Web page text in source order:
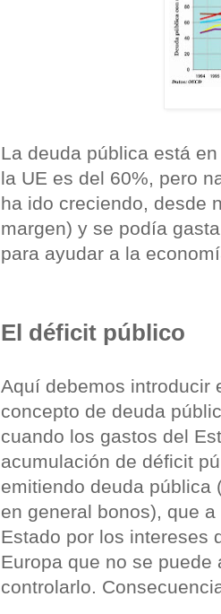
La deuda pública está
la UE es del 60%, pero
ha ido creciendo, desde
margen) y se podía
para ayudar a la
El déficit público
Aquí debemos introducir
concepto de deuda
cuando los gastos del
acumulación de déficit
emitiendo deuda pública
en general bonos), que
Estado por los intereses
Europa que no se
controlarlo.